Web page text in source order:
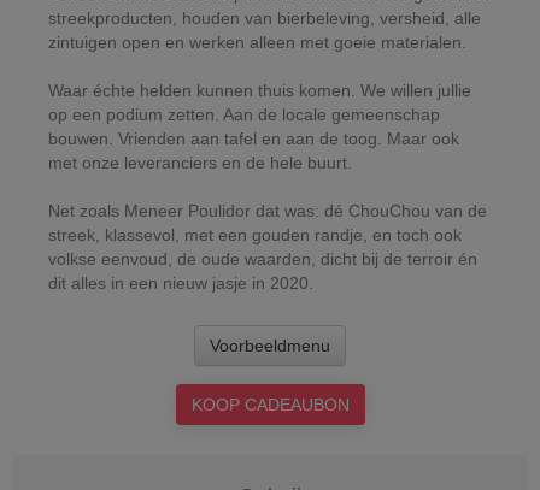
streekproducten, houden van bierbeleving, versheid, alle
zintuigen open en werken alleen met goeie materialen.
Waar échte helden kunnen thuis komen. We willen jullie
op een podium zetten. Aan de locale gemeenschap
bouwen. Vrienden aan tafel en aan de toog. Maar ook
met onze leveranciers en de hele buurt.
Net zoals Meneer Poulidor dat was: dé ChouChou van de
streek, klassevol, met een gouden randje, en toch ook
volkse eenvoud, de oude waarden, dicht bij de terroir én
dit alles in een nieuw jasje in 2020.
Voorbeeldmenu
KOOP CADEAUBON